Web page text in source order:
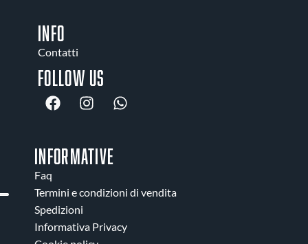
INFO
Contatti
Follow us
INFORMATIVE
Faq
Termini e condizioni di vendita
Spedizioni
Informativa Privacy